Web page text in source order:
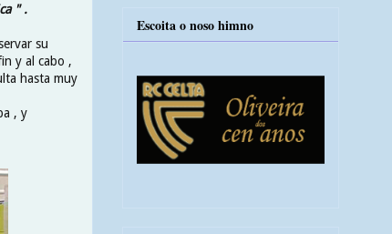
" .
su
y al cabo ,
hasta muy
, y
Escoita o noso himno